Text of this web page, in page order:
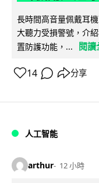
長時間高音量佩戴耳
大聽力受損警號，介
置防護功能，...
閱
14 分享
人工智能
arthur 12 小時